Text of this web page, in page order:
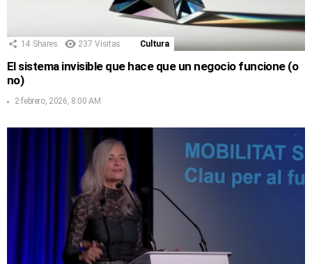
14 Shares 237 Visitas Cultura
El sistema invisible que hace que un negocio funcione (o
no)
2 febrero, 2026, 8:00 AM